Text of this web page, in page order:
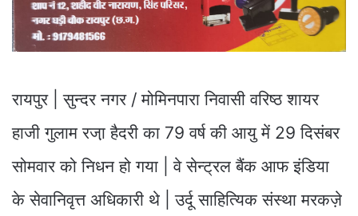
रायपुर | सुन्दर नगर / मोमिनपारा निवासी वरिष्ठ शायर
हाजी गुलाम रजा़ हैदरी का 79 वर्ष की आयु में 29 दिसंबर
सोमवार को निधन हो गया | वे सेन्ट्रल बैंक आफ इंडिया
के सेवानिवृत्त अधिकारी थे | उर्दू साहित्यिक संस्था मरकज़े